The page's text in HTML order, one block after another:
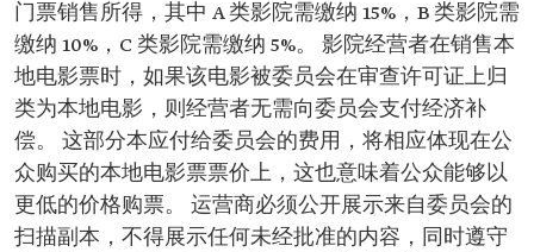
门票销售所得，其中 A 类影院需缴纳 15%，B 类影院需
缴纳 10%，C 类影院需缴纳 5%。 影院经营者在销售本
地电影票时，如果该电影被委员会在审查许可证上归
类为本地电影，则经营者无需向委员会支付经济补
偿。 这部分本应付给委员会的费用，将相应体现在公
众购买的本地电影票票价上，这也意味着公众能够以
更低的价格购票。 运营商必须公开展示来自委员会的
扫描副本，不得展示任何未经批准的内容，同时遵守